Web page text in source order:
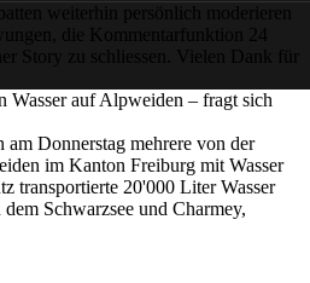
weiterhin persönlich moderieren
die Kommentarfunktion 24
Story zu schliessen. Vielen Dank für
auf Alpweiden – fragt sich
Donnerstag mehrere von der
im Kanton Freiburg mit Wasser
transportierte 20'000 Liter Wasser
Schwarzsee und Charmey,